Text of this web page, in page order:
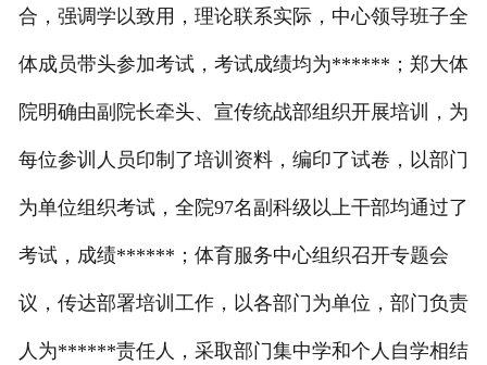
合，强调学以致用，理论联系实际，中心领导班子全
体成员带头参加考试，考试成绩均为******；郑大体
院明确由副院长牵头、宣传统战部组织开展培训，为
每位参训人员印制了培训资料，编印了试卷，以部门
为单位组织考试，全院97名副科级以上干部均通过了
考试，成绩******；体育服务中心组织召开专题会
议，传达部署培训工作，以各部门为单位，部门负责
人为******责任人，采取部门集中学和个人自学相结